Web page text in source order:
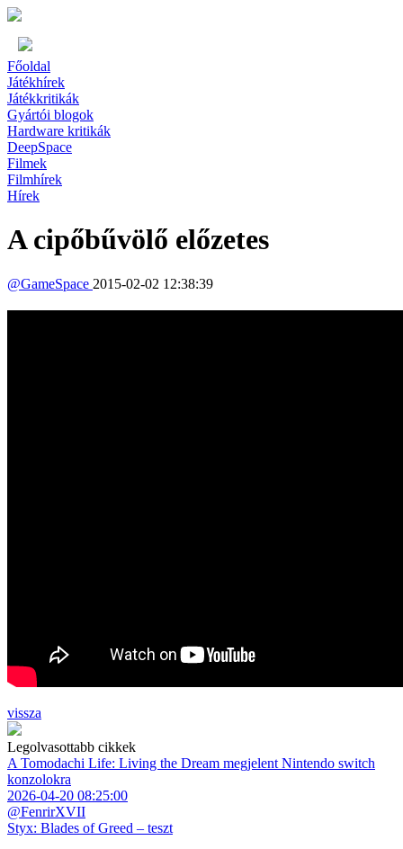
Főoldal
Játékhírek
Játékkritikák
Gyártói blogok
Hardware kritikák
DeepSpace
Filmek
Filmhírek
Hírek
A cipőbűvölő előzetes
@GameSpace 2015-02-02 12:38:39
vissza
Legolvasottabb cikkek
A Tomodachi Life: Living the Dream megjelent Nintendo switch
konzolokra
2026-04-20 08:25:00
@FenrirXVII
Styx: Blades of Greed – teszt